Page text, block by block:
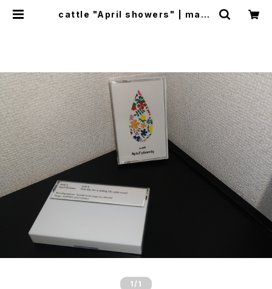
cattle "April showers" | maba
1 /1